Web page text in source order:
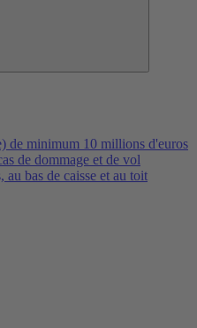
de minimum 10 millions d'euros
de dommage et de vol
au bas de caisse et au toit